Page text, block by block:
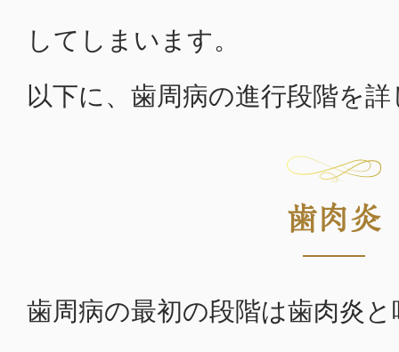
してしまいます。
以下に、歯周病の進行段階を
歯肉炎
歯周病の最初の段階は歯肉炎